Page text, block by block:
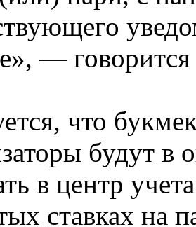
—
что
будут в
в центр
ставках на